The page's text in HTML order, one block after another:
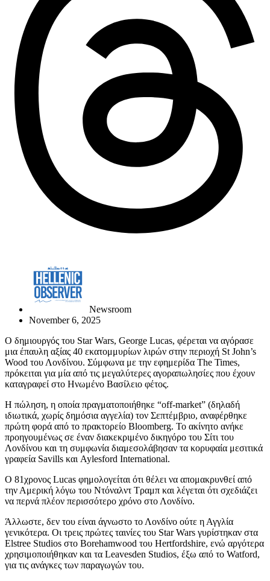
Newsroom
November 6, 2025
Ο δημιουργός του Star Wars, George Lucas, φέρεται να αγόρασε
μια έπαυλη αξίας 40 εκατομμυρίων λιρών στην περιοχή St John’s
Wood του Λονδίνου. Σύμφωνα με την εφημερίδα The Times,
πρόκειται για μία από τις μεγαλύτερες αγοραπωλησίες που έχουν
καταγραφεί στο Ηνωμένο Βασίλειο φέτος.
Η πώληση, η οποία πραγματοποιήθηκε “off-market” (δηλαδή
ιδιωτικά, χωρίς δημόσια αγγελία) τον Σεπτέμβριο, αναφέρθηκε
πρώτη φορά από το πρακτορείο Bloomberg. Το ακίνητο ανήκε
προηγουμένως σε έναν διακεκριμένο δικηγόρο του Σίτι του
Λονδίνου και τη συμφωνία διαμεσολάβησαν τα κορυφαία μεσιτικά
γραφεία Savills και Aylesford International.
Ο 81χρονος Lucas φημολογείται ότι θέλει να απομακρυνθεί από
την Αμερική λόγω του Ντόναλντ Τραμπ και λέγεται ότι σχεδιάζει
να περνά πλέον περισσότερο χρόνο στο Λονδίνο.
Άλλωστε, δεν του είναι άγνωστο το Λονδίνο ούτε η Αγγλία
γενικότερα. Οι τρεις πρώτες ταινίες του Star Wars γυρίστηκαν στα
Elstree Studios στο Borehamwood του Hertfordshire, ενώ αργότερα
χρησιμοποιήθηκαν και τα Leavesden Studios, έξω από το Watford,
για τις ανάγκες των παραγωγών του.